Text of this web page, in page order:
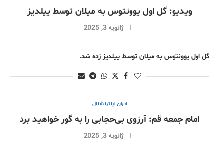
ویدیو: گل اول یوونتوس به میلان توسط ییلدیز
ژانویه 3, 2025
گل اول یوونتوس به میلان توسط ییلدیز زده شد.
ایران اینترنشنال
امام جمعه قم: آرزوی بی‌حجابی را به گور خواهید برد
ژانویه 3, 2025